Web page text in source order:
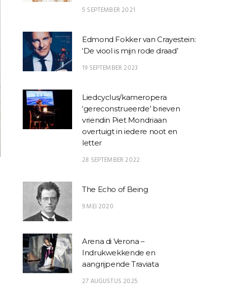
5 SEPTEMBER 2021
Edmond Fokker van Crayestein:
‘De viool is mijn rode draad’
19 SEPTEMBER 2023
Liedcyclus/kameropera
‘gereconstrueerde’ brieven
vriendin Piet Mondriaan
overtuigt in iedere noot en
letter
28 SEPTEMBER 2022
The Echo of Being
9 MEI 2020
Arena di Verona –
Indrukwekkende en
aangrijpende Traviata
27 AUGUSTUS 2025